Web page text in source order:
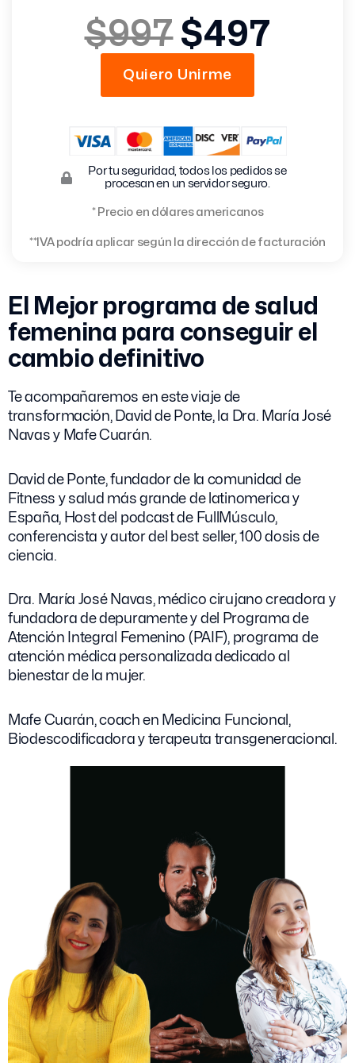
$997 $497
Quiero Unirme
Por tu seguridad, todos los pedidos se
procesan en un servidor seguro.
* Precio en dólares americanos
**IVA podría aplicar según la dirección de facturación
El Mejor programa de salud
femenina para conseguir el
cambio definitivo
Te acompañaremos en este viaje de
transformación, David de Ponte, la Dra. María José
Navas y Mafe Cuarán.
David de Ponte, fundador de la comunidad de
Fitness y salud más grande de latinomerica y
España, Host del podcast de FullMúsculo,
conferencista y autor del best seller, 100 dosis de
ciencia.
Dra. María José Navas, médico cirujano creadora y
fundadora de depuramente y del Programa de
Atención Integral Femenino (PAIF), programa de
atención médica personalizada dedicado al
bienestar de la mujer.
Mafe Cuarán, coach en Medicina Funcional,
Biodescodificadora y terapeuta transgeneracional.